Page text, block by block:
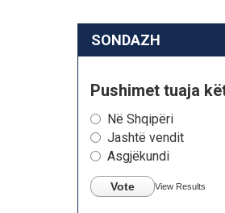
SONDAZH
Pushimet tuaja
Në Shqipëri
Jashtë vendit
Asgjëkundi
Vote View Results